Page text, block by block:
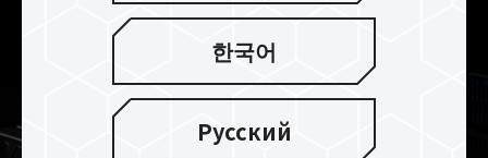
ークロックを実現致します。
한국어
Русский